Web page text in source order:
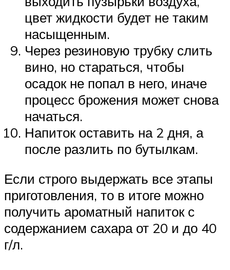
цвет жидкости будет не таким
насыщенным.
Через резиновую трубку слить
вино, но стараться, чтобы
осадок не попал в него, иначе
процесс брожения может снова
начаться.
Напиток оставить на 2 дня, а
после разлить по бутылкам.
Если строго выдержать все этапы
приготовления, то в итоге можно
получить ароматный напиток с
содержанием сахара от 20 и до 40
г/л.